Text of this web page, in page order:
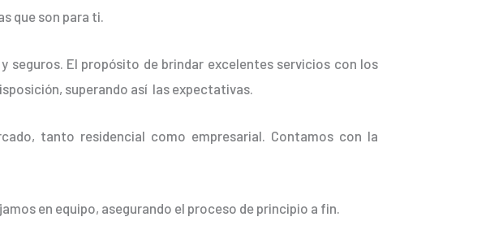
que son para ti.
El propósito de brindar excelentes servicios con los
superando así las expectativas.
tanto residencial como empresarial. Contamos con la
en equipo, asegurando el proceso de principio a fin.